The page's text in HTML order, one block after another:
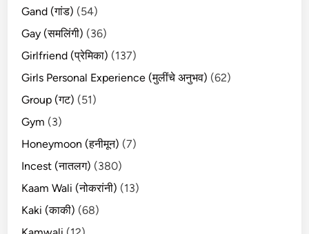
Gand (गांड) (54)
Gay (समलिंगी) (36)
Girlfriend (प्रेमिका) (137)
Girls Personal Experience (मुलींचे अनुभव) (62)
Group (गट) (51)
Gym (3)
Honeymoon (हनीमून) (7)
Incest (नातलग) (380)
Kaam Wali (नोकरांनी) (13)
Kaki (काकी) (68)